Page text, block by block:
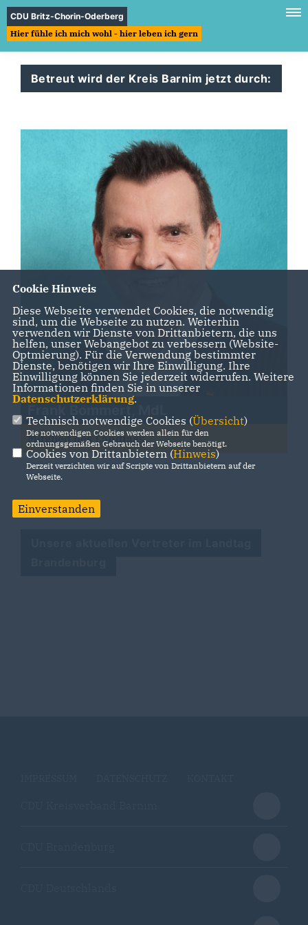
CDU Britz-Chorin-Oderberg
Hier fühle ich mich wohl - hier leben ich gern
Betreut wird der Kreis Barnim jetzt durch:
Frank Bommert, MdL
Mitglied des Landtags
Cookie Hinweis
Diese Webseite verwendet Cookies, die notwendig
sind, um die Webseite zu nutzen. Weiterhin
verwenden wir Dienste von Drittanbietern, die uns
helfen, unser Webangebot zu verbessern (Website-
Optmierung). Für die Verwendung bestimmter
Dienste, benötigen wir Ihre Einwilligung. Ihre
Einwilligung können Sie jederzeit widerrufen. Weitere
Informationen finden Sie in unserer
Datenschutzerklärung.
Technisch notwendige Cookies (Übersicht)
Die notwendigen Cookies werden allein für den
ordnungsgemäßen Gebrauch der Webseite benötigt.
Cookies von Drittanbietern (Hinweis)
Derzeit verzichten wir auf Scripte von Drittanbietern auf der
Webseite.
Einverstanden